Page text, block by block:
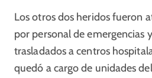
Los otros dos heridos fueron
por personal de emergencias
trasladados a centros
quedó a cargo de unidades del